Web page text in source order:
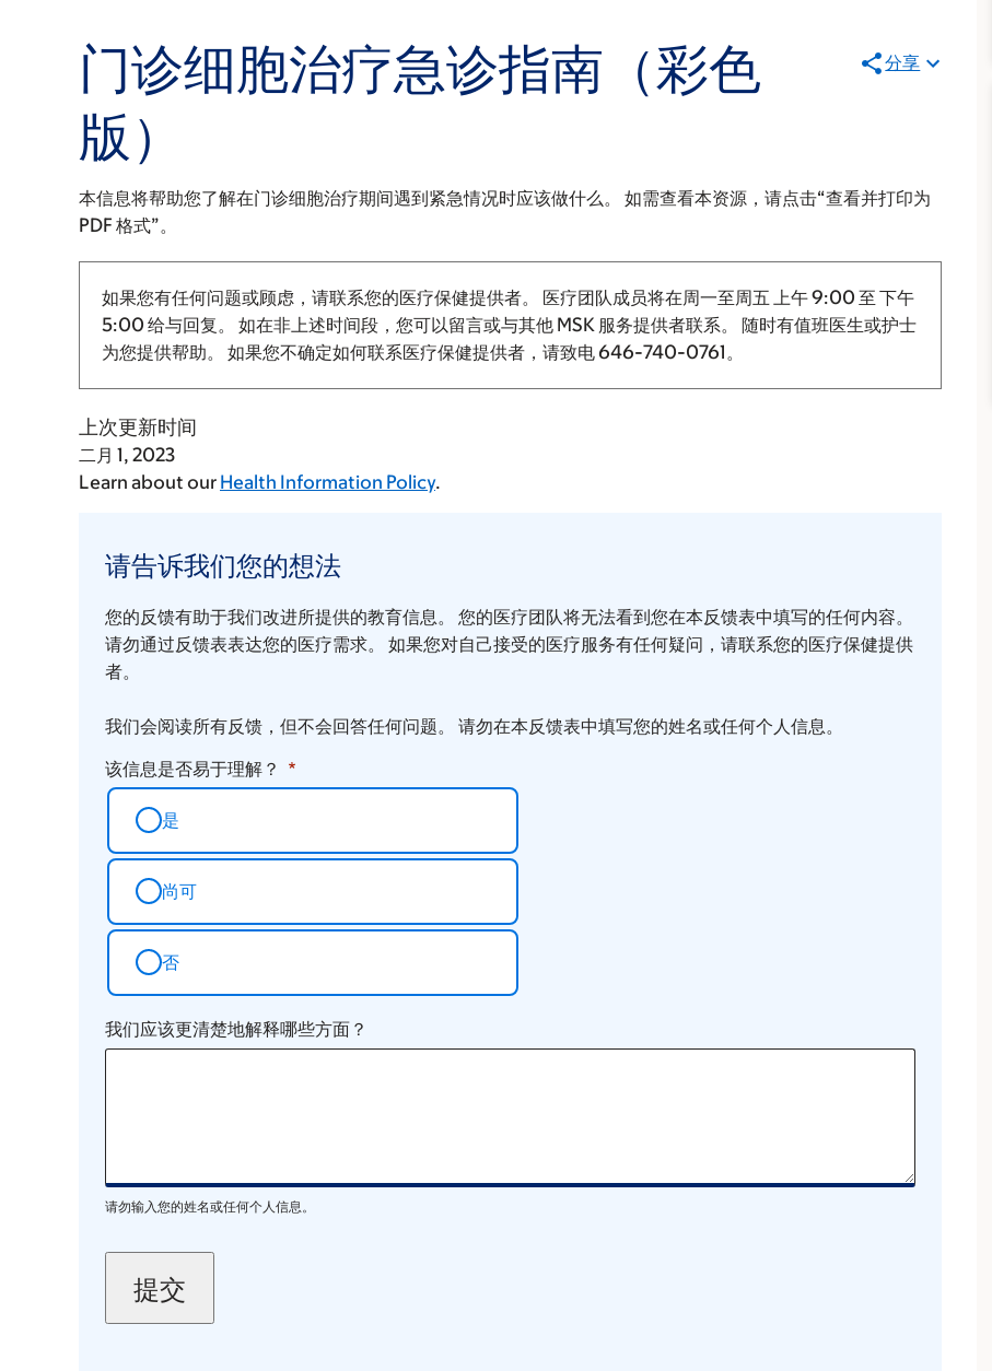
门诊细胞治疗急诊指南（彩色
版）
分享
本信息将帮助您了解在门诊细胞治疗期间遇到紧急情况时应该做什么。 如需查看本资源，请点击“查看并打印为
PDF 格式”。
如果您有任何问题或顾虑，请联系您的医疗保健提供者。 医疗团队成员将在周一至周五 上午 9:00 至 下午
5:00 给与回复。
如在非上述时间段，您可以留言或与其他 MSK 服务提供者联系。 随时有值班医生或护士
为您提供帮助。 如果您不确定如何联系医疗保健提供者，请致电646-740-0761。
上次更新时间
二月 1, 2023
Learn about our Health Information Policy.
告
我
们
的
想
法
请告诉我们您的想法
您的反馈有助于我们改进所提供的教育信息。 您的医疗团队将无法看到您在本反馈表中填写的任何内容。
请勿通过反馈表表达您的医疗需求。 如果您对自己接受的医疗服务有任何疑问，请联系您的医疗保健提供
者。
我们会阅读所有反馈，但不会回答任何问题。 请勿在本反馈表中填写您的姓名或任何个人信息。
该信息是否易于理解？
是
尚可
否
我们应该更清楚地解释哪些方面？
请勿输入您的姓名或任何个人信息。